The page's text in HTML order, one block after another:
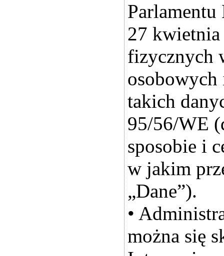
27
fizycznych
osobowych
takich
95/56/WE
sposobie i
w jakim
„Dane”).
•
można się